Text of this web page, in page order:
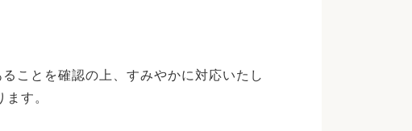
ことを確認の上、すみやかに対応いたし
す。